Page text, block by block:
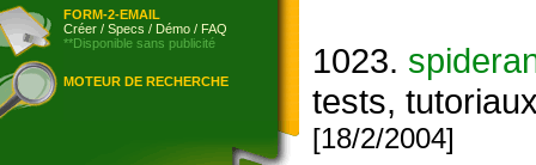
FORM-2-EMAIL
Créer / Specs / Démo / FAQ
**Disponible sans publicité
MOTEUR DE RECHERCHE
1023.
tests,
[18/2/2004]